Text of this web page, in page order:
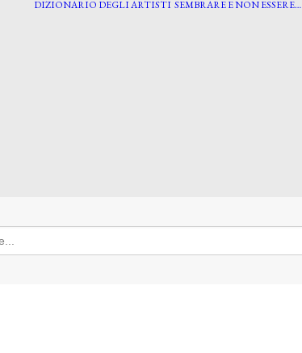
DIZIONARIO DEGLI ARTISTI SEMBRARE E NON ESSERE…